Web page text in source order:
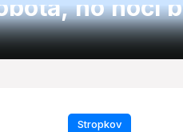
no noci
Stropkov